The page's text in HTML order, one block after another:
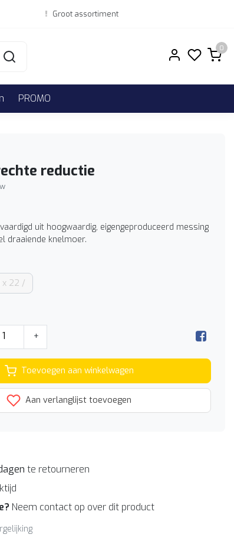
Groot assortiment
0
PROMO
reductie
uit hoogwaardig, eigengeproduceerd messing
draaiende knelmoer.
x 22 /
+
Toevoegen aan winkelwagen
Aan verlanglijst toevoegen
te retourneren
Neem contact op over dit product